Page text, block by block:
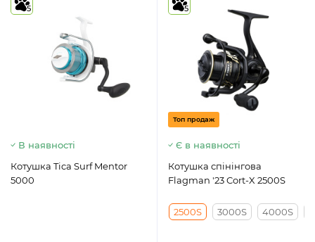
5
В наявності
Котушка Tica Surf Mentor
5000
5
Топ продаж
Є в наявності
Котушка спінінгова
Flagman '23 Cort-X 2500S
2500S 3000S 4000S